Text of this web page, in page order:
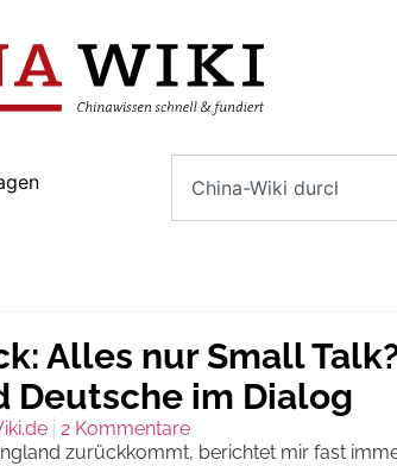
Alles nur Small
Deutsche im Dialog
2 Kommentare
zurückkommt, berichtet mir fast